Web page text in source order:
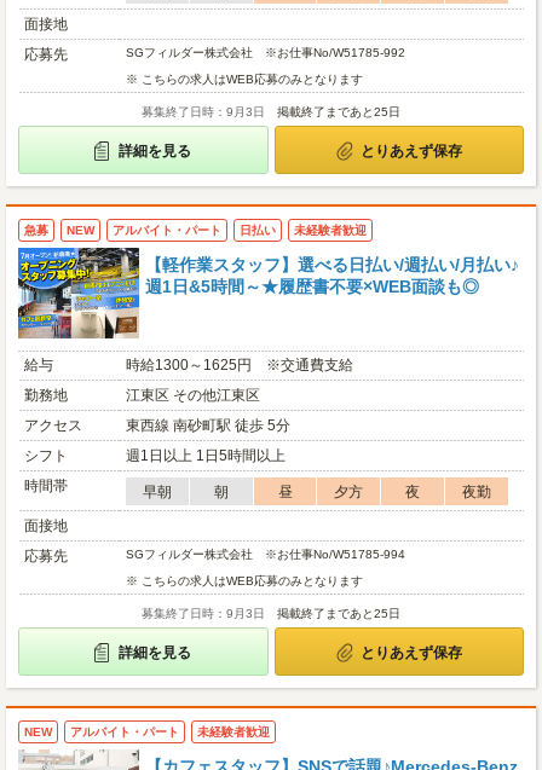
面接地
応募先
SGフィルダー株式会社 ※お仕事No/W51785-992
※ こちらの求人はWEB応募のみとなります
募集終了日時：9月3日 掲載終了まであと25日
詳細を見る とりあえず保存
急募 NEW アルバイト・パート 日払い 未経験者歓迎
【軽作業スタッフ】選べる日払い/週払い/月払い♪
週1日&5時間～★履歴書不要×WEB面談も◎
給与
時給1300～1625円 ※交通費支給
勤務地
江東区 その他江東区
アクセス
東西線 南砂町駅 徒歩 5分
シフト
週1日以上 1日5時間以上
時間帯
早朝 朝 昼 夕方 夜
夜勤
面接地
応募先
SGフィルダー株式会社 ※お仕事No/W51785-994
※ こちらの求人はWEB応募のみとなります
募集終了日時：9月3日 掲載終了まであと25日
詳細を見る とりあえず保存
NEW アルバイト・パート 未経験者歓迎